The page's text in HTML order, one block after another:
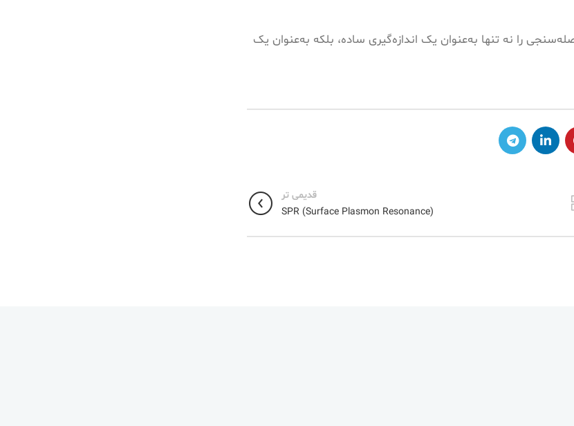
را نه تنها به‌عنوان یک اندازه‌گیری ساده، بلکه به‌عنوان یک
قدیمی تر
SPR (Surface Plasmon Resonance)